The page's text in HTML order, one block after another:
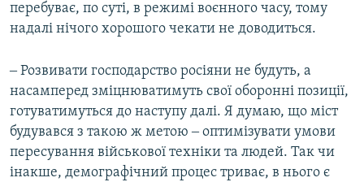
перебуває, по суті, в режимі воєнного часу, тому
надалі нічого хорошого чекати не доводиться.
‒ Розвивати господарство росіяни не будуть, а
насамперед зміцнюватимуть свої оборонні позиції,
готуватимуться до наступу далі. Я думаю, що міст
будувався з такою ж метою ‒ оптимізувати умови
пересування військової техніки та людей. Так чи
інакше, демографічний процес триває, в нього є